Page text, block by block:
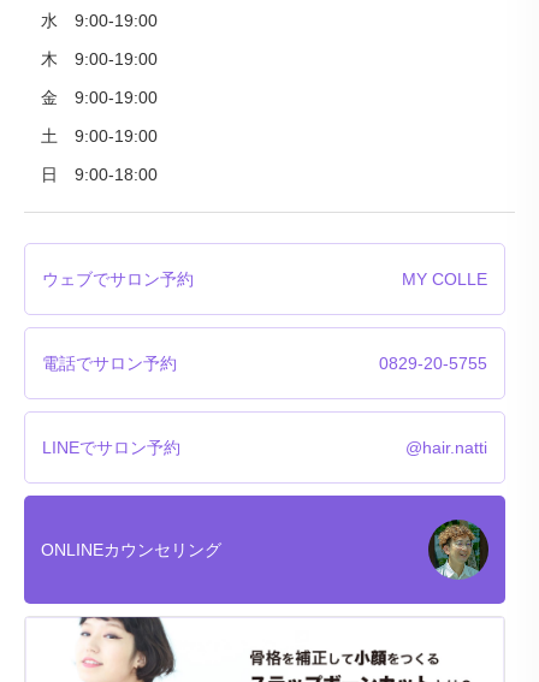
水 9:00-19:00
木 9:00-19:00
金 9:00-19:00
土 9:00-19:00
日 9:00-18:00
ウェブでサロン予約 MY COLLE
電話でサロン予約 0829-20-5755
LINEでサロン予約 @hair.natti
ONLINEカウンセリング